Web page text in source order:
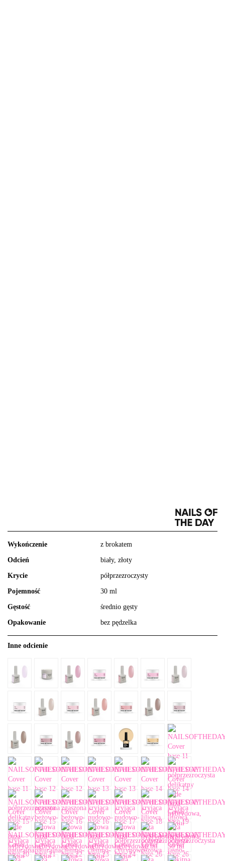
Wykończenie z brokatem
Odcień biały, złoty
Krycie półprzezroczysty
Pojemność 30 ml
Gęstość średnio gęsty
Opakowanie bez pędzelka
Inne odcienie